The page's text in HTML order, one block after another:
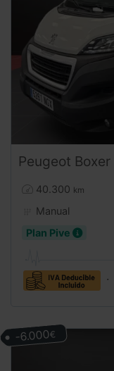
Peugeot Boxer
40.300 km
Manual
Plan Pive
-6.000€